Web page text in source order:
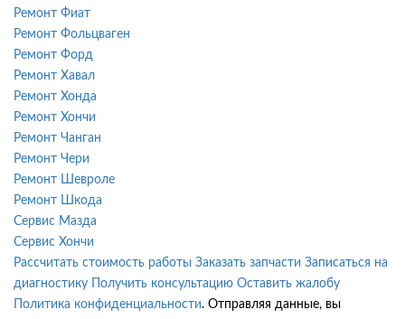
Ремонт Фиат
Ремонт Фольцваген
Ремонт Форд
Ремонт Хавал
Ремонт Хонда
Ремонт Хончи
Ремонт Чанган
Ремонт Чери
Ремонт Шевроле
Ремонт Шкода
Сервис Мазда
Сервис Хончи
Рассчитать стоимость работы Заказать запчасти Записаться на
диагностику
Получить консультацию Оставить жалобу
Политика конфиденциальности. Отправляя данные, вы